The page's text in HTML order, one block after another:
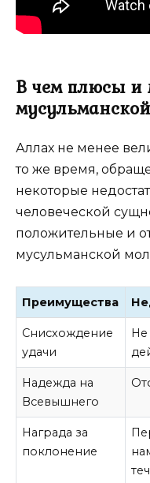
В чем плюсы и
Аллах не менее
то же время,
некоторые
человеческой
положительные и
мусульманской
Преимущества
Снисхождение
удачи
Не
Надежда на
Всевышнего
Награда за
поклонение